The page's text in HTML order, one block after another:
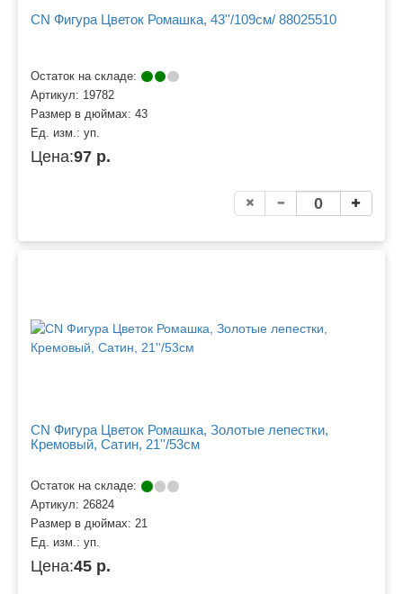
CN Фигура Цветок Ромашка, 43''/109см/ 88025510
Остаток на складе:
Артикул: 19782
Размер в дюймах: 43
Ед. изм.: уп.
Цена:97 р.
CN Фигура Цветок Ромашка, Золотые лепестки,
Кремовый, Сатин, 21''/53см
Остаток на складе:
Артикул: 26824
Размер в дюймах: 21
Ед. изм.: уп.
Цена:45 р.